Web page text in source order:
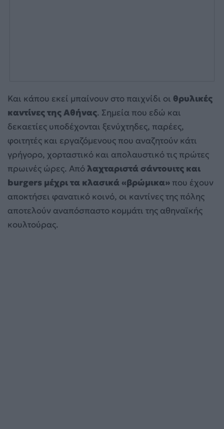
Και κάπου εκεί μπαίνουν στο παιχνίδι οι θρυλικές
καντίνες της Αθήνας. Σημεία που εδώ και
δεκαετίες υποδέχονται ξενύχτηδες, παρέες,
φοιτητές και εργαζόμενους που αναζητούν κάτι
γρήγορο, χορταστικό και απολαυστικό τις πρώτες
πρωινές ώρες. Απόλαχταριστά σάντουιτς και
burgers μέχρι τα κλασικά «βρώμικα» που έχουν
αποκτήσει φανατικό κοινό, οι καντίνες της πόλης
αποτελούν αναπόσπαστο κομμάτι της αθηναϊκής
κουλτούρας.